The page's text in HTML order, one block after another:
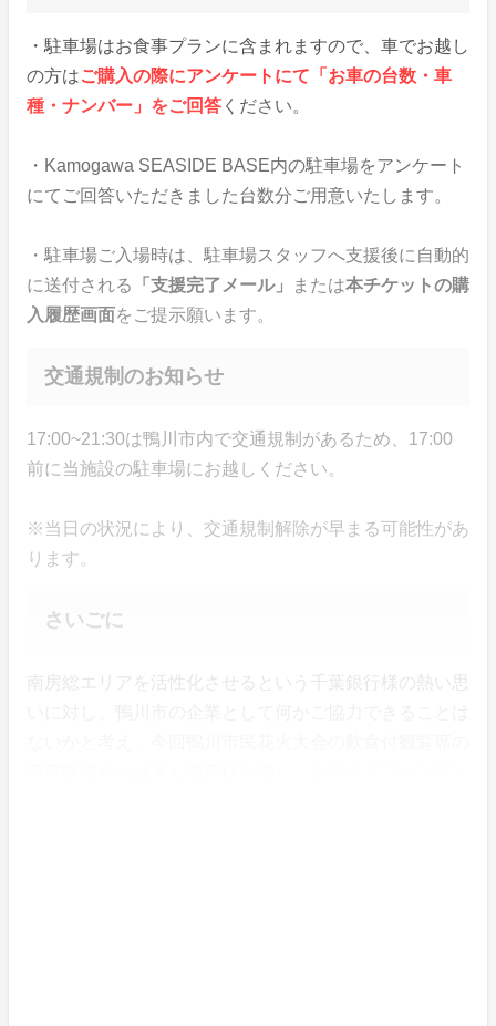
・駐車場はお食事プランに含まれますので、車でお越し
の方はご購入の際にアンケートにて「お車の台数・車
種・ナンバー」をご回答 ください。
・Kamogawa SEASIDE BASE内の駐車場をアンケート
にてご回答いただきました台数分ご用意いたします。
・駐車場ご入場時は、駐車場スタッフへ支援後に自動的
に送付される
「支援完了メール」 または本チケットの購
入履歴画面をご提示願います。
交通規制のお知らせ
17:00~21:30は鴨川市内で交通規制があるため、17:00
前に当施設の駐車場にお越しください。
※当日の状況により、交通規制解除が早まる可能性があ
ります。
さいごに
南房総エリアを活性化させるという千葉銀行様の熱い思